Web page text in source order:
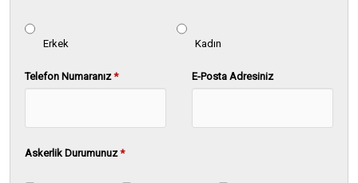
Erkek Kadın
Telefon Numaranız* E-Posta Adresiniz
Askerlik Durumunuz*